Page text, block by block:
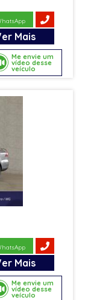
Me envie um
vídeo desse
veículo
Mais
Me envie um
vídeo desse
veículo
Mais